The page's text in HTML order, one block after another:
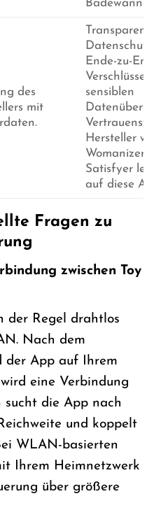
Badewanne.
des
mit
Ende-zu-
sensiblen
Hersteller
Womanizer
Satisfyer
auf diese
Fragen zu
zwischen Toy
der Regel drahtlos
Nach dem
der App auf Ihrem
eine Verbindung
sucht die App nach
und koppelt
WLAN-basierten
Ihrem Heimnetzwerk
über größere